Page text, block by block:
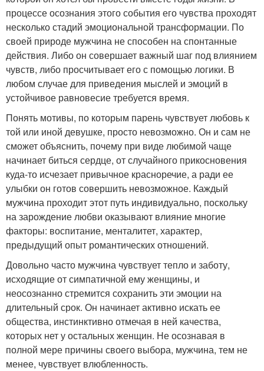
процессе осознания этого события его чувства проходят
несколько стадий эмоциональной трансформации. По
своей природе мужчина не способен на спонтанные
действия. Либо он совершает важный шаг под влиянием
чувств, либо просчитывает его с помощью логики. В
любом случае для приведения мыслей и эмоций в
устойчивое равновесие требуется время.
Понять мотивы, по которым парень чувствует любовь к
той или иной девушке, просто невозможно. Он и сам не
сможет объяснить, почему при виде любимой чаще
начинает биться сердце, от случайного прикосновения
куда-то исчезает привычное красноречие, а ради ее
улыбки он готов совершить невозможное. Каждый
мужчина проходит этот путь индивидуально, поскольку
на зарождение любви оказывают влияние многие
факторы: воспитание, менталитет, характер,
предыдущий опыт романтических отношений.
Довольно часто мужчина чувствует тепло и заботу,
исходящие от симпатичной ему женщины, и
неосознанно стремится сохранить эти эмоции на
длительный срок. Он начинает активно искать ее
общества, инстинктивно отмечая в ней качества,
которых нет у остальных женщин. Не осознавая в
полной мере причины своего выбора, мужчина, тем не
менее, чувствует влюбленность.